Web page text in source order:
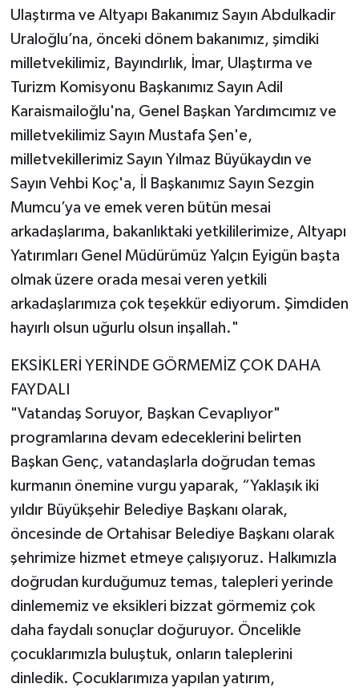
Ulaştırma ve Altyapı Bakanımız Sayın Abdulkadir
Uraloğlu’na, önceki dönem bakanımız, şimdiki
milletvekilimiz, Bayındırlık, İmar, Ulaştırma ve
Turizm Komisyonu Başkanımız Sayın Adil
Karaismailoğlu'na, Genel Başkan Yardımcımız ve
milletvekilimiz Sayın Mustafa Şen'e,
milletvekillerimiz Sayın Yılmaz Büyükaydın ve
Sayın Vehbi Koç'a, İl Başkanımız Sayın Sezgin
Mumcu’ya ve emek veren bütün mesai
arkadaşlarıma, bakanlıktaki yetkililerimize, Altyapı
Yatırımları Genel Müdürümüz Yalçın Eyigün başta
olmak üzere orada mesai veren yetkili
arkadaşlarımıza çok teşekkür ediyorum. Şimdiden
hayırlı olsun uğurlu olsun inşallah."
EKSİKLERİ YERİNDE GÖRMEMİZ ÇOK DAHA
FAYDALI
"Vatandaş Soruyor, Başkan Cevaplıyor"
programlarına devam edeceklerini belirten
Başkan Genç, vatandaşlarla doğrudan temas
kurmanın önemine vurgu yaparak, “Yaklaşık iki
yıldır Büyükşehir Belediye Başkanı olarak,
öncesinde de Ortahisar Belediye Başkanı olarak
şehrimize hizmet etmeye çalışıyoruz. Halkımızla
doğrudan kurduğumuz temas, talepleri yerinde
dinlememiz ve eksikleri bizzat görmemiz çok
daha faydalı sonuçlar doğuruyor. Öncelikle
çocuklarımızla buluştuk, onların taleplerini
dinledik. Çocuklarımıza yapılan yatırım,